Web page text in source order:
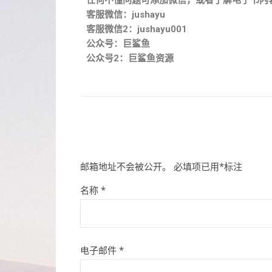
客服微信：jushayu
客服微信2：jushayu001
公众号：巨鲨鱼
公众号2：巨鲨鱼资源
邮箱地址不会被公开。 必填项已用*标注
名称 *
电子邮件 *